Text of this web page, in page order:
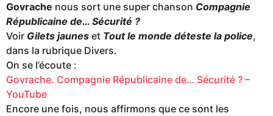
Govrache nous sort une super chanson Compagnie
Républicaine de… Sécurité ?
Voir Gilets jaunes et Tout le monde déteste la police,
dans la rubrique Divers.
On se l’écoute :
Govrache. Compagnie Républicaine de… Sécurité ? –
YouTube
Encore une fois, nous affirmons que ce sont les